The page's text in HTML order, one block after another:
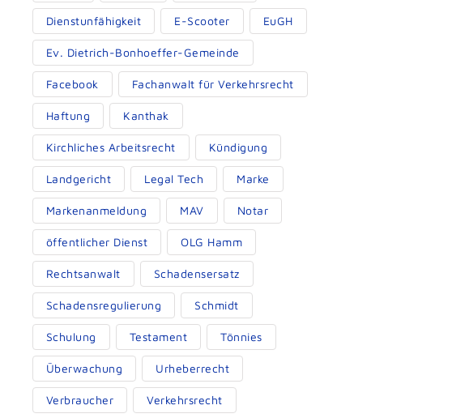
Dienstunfähigkeit E-Scooter EuGH
Ev. Dietrich-Bonhoeffer-Gemeinde
Facebook Fachanwalt für Verkehrsrecht
Haftung Kanthak
Kirchliches Arbeitsrecht Kündigung
Landgericht Legal Tech Marke
Markenanmeldung MAV Notar
öffentlicher Dienst OLG Hamm
Rechtsanwalt Schadensersatz
Schadensregulierung Schmidt
Schulung Testament Tönnies
Überwachung Urheberrecht
Verbraucher Verkehrsrecht